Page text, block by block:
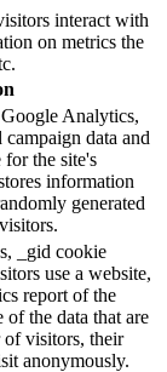
interact with
on metrics the
Analytics,
campaign data and
for the site's
information
generated
_gid cookie
use a website,
report of the
of the data that are
of visitors, their
anonymously.